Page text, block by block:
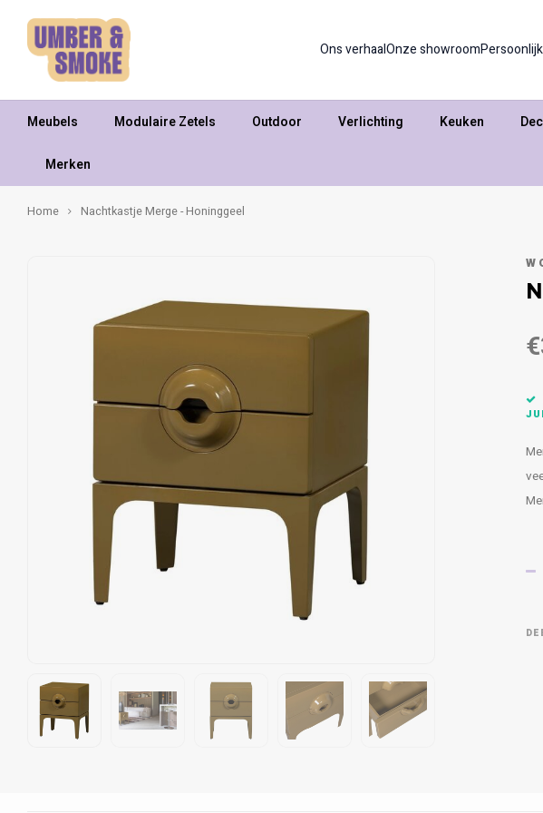
Ons verhaalOnze showroom
Meubels Modulaire Zetels Outdoor Verlichting Keuken
Merken
Home Nachtkastje Merge - Honinggeel